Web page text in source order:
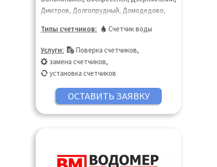
Дмитров, Долгопрудный, Домодедово,
Ивантеевка, Истра, Кашира, Клин,
Коломна, Королёв, Котельники,
Красногорск, Лобня, Лосино-Петровский,
Лыткарино, Люберцы, Можайск, Мытищи,
Наро-Фоминск, Озёры, Орехово-Зуево,
Павловский Посад, Подольск, Пушкино,
Раменское, Реутов, Руза, Сергиев Посад,
Серпухов, Солнечногорск, Ступино,
Типы счетчиков: Счетчик воды
Услуги: Поверка счетчиков,
замена счетчиков,
установка счетчиков